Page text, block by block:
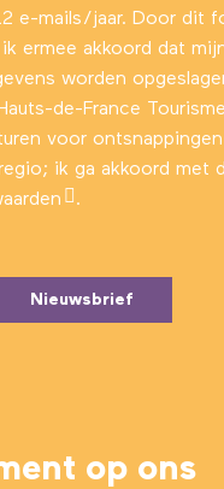
e-mails/jaar. Door dit
ermee akkoord dat
worden
de-France
voor
ik ga akkoord met
.
Nieuwsbrief
op ons